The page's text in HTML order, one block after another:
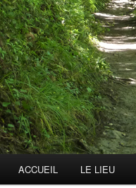
ACCUEIL LE LIEU